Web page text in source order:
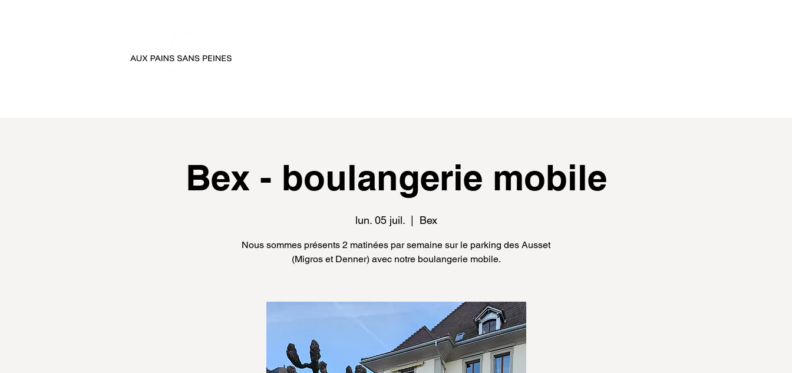
Bex - boulangerie mobile
lun. 05 juil.
  |
Bex
Nous sommes présents 2 matinées par semaine sur le parking des Ausset
(Migros et Denner) avec notre boulangerie mobile.